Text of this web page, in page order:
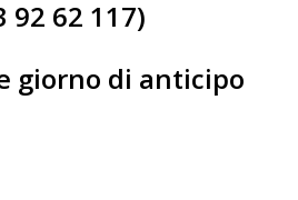
92 62 117)
giorno di anticipo